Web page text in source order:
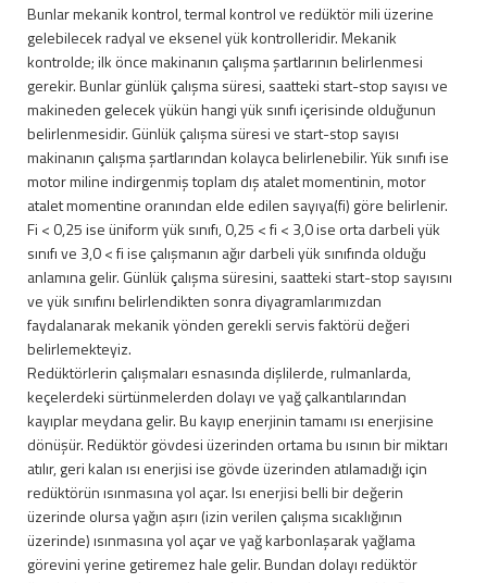
Bunlar mekanik kontrol, termal kontrol ve redüktör mili üzerine
gelebilecek radyal ve eksenel yük kontrolleridir. Mekanik
kontrolde; ilk önce makinanın çalışma şartlarının belirlenmesi
gerekir. Bunlar günlük çalışma süresi, saatteki start-stop sayısı ve
makineden gelecek yükün hangi yük sınıfı içerisinde olduğunun
belirlenmesidir. Günlük çalışma süresi ve start-stop sayısı
makinanın çalışma şartlarından kolayca belirlenebilir. Yük sınıfı ise
motor miline indirgenmiş toplam dış atalet momentinin, motor
atalet momentine oranından elde edilen sayıya(fi) göre belirlenir.
Fi < 0,25 ise üniform yük sınıfı, 0,25 < fi < 3,0 ise orta darbeli yük
sınıfı ve 3,0 < fi ise çalışmanın ağır darbeli yük sınıfında olduğu
anlamına gelir. Günlük çalışma süresini, saatteki start-stop sayısını
ve yük sınıfını belirlendikten sonra diyagramlarımızdan
faydalanarak mekanik yönden gerekli servis faktörü değeri
belirlemekteyiz.
Redüktörlerin çalışmaları esnasında dişlilerde, rulmanlarda,
keçelerdeki sürtünmelerden dolayı ve yağ çalkantılarından
kayıplar meydana gelir. Bu kayıp enerjinin tamamı ısı enerjisine
dönüşür. Redüktör gövdesi üzerinden ortama bu ısının bir miktarı
atılır, geri kalan ısı enerjisi ise gövde üzerinden atılamadığı için
redüktörün ısınmasına yol açar. Isı enerjisi belli bir değerin
üzerinde olursa yağın aşırı (izin verilen çalışma sıcaklığının
üzerinde) ısınmasına yol açar ve yağ karbonlaşarak yağlama
görevini yerine getiremez hale gelir. Bundan dolayı redüktör